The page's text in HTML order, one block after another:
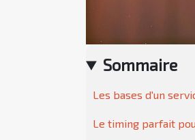
Sommaire
Les bases d'un
Le timing parfait